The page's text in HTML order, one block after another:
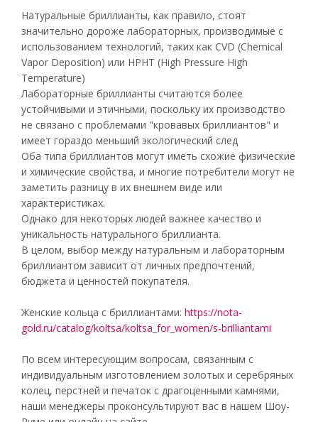
Натуральные бриллианты, как правило, стоят
значительно дороже лабораторных, производимые с
использованием технологий, таких как CVD (Chemical
Vapor Deposition) или HPHT (High Pressure High
Temperature)
Лабораторные бриллианты считаются более
устойчивыми и этичными, поскольку их производство
не связано с проблемами "кровавых бриллиантов" и
имеет гораздо меньший экологический след
Оба типа бриллиантов могут иметь схожие физические
и химические свойства, и многие потребители могут не
заметить разницу в их внешнем виде или
характеристиках.
Однако для некоторых людей важнее качество и
уникальность натурального бриллианта.
В целом, выбор между натуральным и лабораторным
бриллиантом зависит от личных предпочтений,
бюджета и ценностей покупателя.
Женские кольца с бриллиантами: https://nota-
gold.ru/catalog/koltsa/koltsa_for_women/s-brilliantami
По всем интересующим вопросам, связанным с
индивидуальным изготовлением золотых и серебряных
колец, перстней и печаток с драгоценными камнями,
наши менеджеры проконсультируют вас в нашем Шоу-